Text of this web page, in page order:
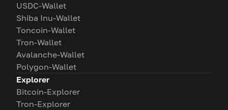
USDC-Wallet
Shiba Inu-Wallet
Toncoin-Wallet
Tron-Wallet
Avalanche-Wallet
Polygon-Wallet
Explorer
Bitcoin-Explorer
Tron-Explorer